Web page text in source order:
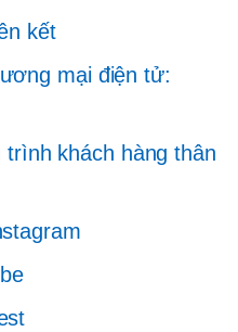
kết
mại điện tử:
khách hàng thân